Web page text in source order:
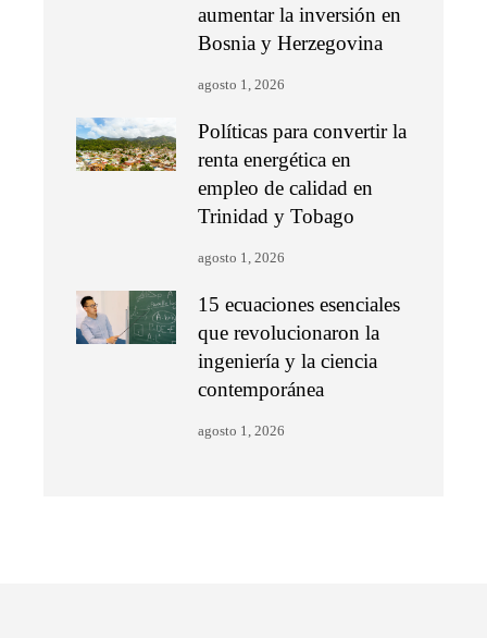
aumentar la inversión en
Bosnia y Herzegovina
agosto 1, 2026
Políticas para convertir la
renta energética en
empleo de calidad en
Trinidad y Tobago
agosto 1, 2026
15 ecuaciones esenciales
que revolucionaron la
ingeniería y la ciencia
contemporánea
agosto 1, 2026